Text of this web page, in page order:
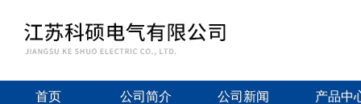
首页 公司简介 公司新闻 产品中